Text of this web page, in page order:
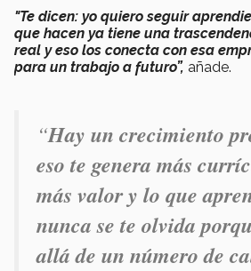
"Te dicen: yo quiero seguir
que hacen ya tiene una
real y eso los conecta con esa
para un trabajo a futuro”, añade.
“Hay un crecimiento
eso te genera más
más valor y lo que
nunca se te olvida
allá de un número de